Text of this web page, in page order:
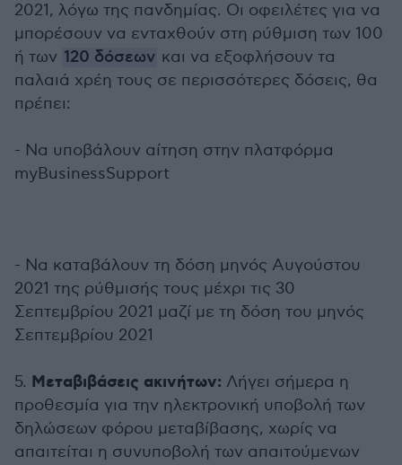
2021, λόγω της πανδημίας. Οι οφειλέτες για να
μπορέσουν να ενταχθούν στη ρύθμιση των 100
ή των 120 δόσεων και να εξοφλήσουν τα
παλαιά χρέη τους σε περισσότερες δόσεις, θα
πρέπει:
- Να υποβάλουν αίτηση στην πλατφόρμα
myBusinessSupport
- Να καταβάλουν τη δόση μηνός Αυγούστου
2021 της ρύθμισής τους μέχρι τις 30
Σεπτεμβρίου 2021 μαζί με τη δόση του μηνός
Σεπτεμβρίου 2021
5. Μεταβιβάσεις ακινήτων: Λήγει σήμερα η
προθεσμία για την ηλεκτρονική υποβολή των
δηλώσεων φόρου μεταβίβασης, χωρίς να
απαιτείται η συνυποβολή των απαιτούμενων